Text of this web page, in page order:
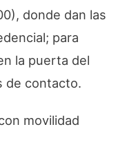
donde dan las
para
la puerta del
de contacto.
movilidad